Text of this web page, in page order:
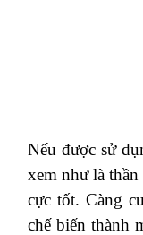
Nếu được sử
xem như là
cực tốt. Càng
chế biến thành